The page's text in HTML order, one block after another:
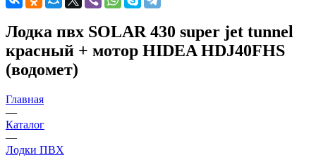
Лодка пвх SOLAR 430 super jet tunnel
красный + мотор HIDEA HDJ40FHS
(водомет)
Главная
—
Каталог
—
Лодки ПВХ